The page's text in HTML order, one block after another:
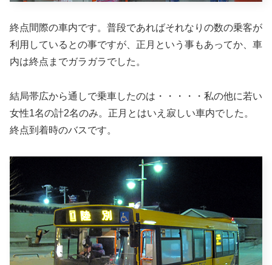
終点間際の車内です。普段であればそれなりの数の乗客が
利用しているとの事ですが、正月という事もあってか、車
内は終点までガラガラでした。
結局帯広から通しで乗車したのは・・・・・私の他に若い
女性1名の計2名のみ。正月とはいえ寂しい車内でした。
終点到着時のバスです。